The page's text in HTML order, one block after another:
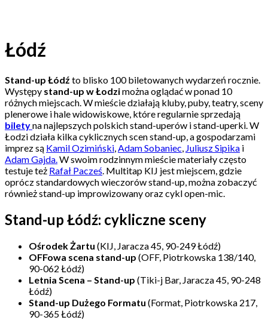
Łódź
Stand-up Łódź to blisko 100 biletowanych wydarzeń rocznie.
Występy stand-up w Łodzimożna oglądać w ponad 10
różnych miejscach. W mieście działają kluby, puby, teatry, sceny
plenerowe i hale widowiskowe, które regularnie sprzedają
biletyna najlepszych polskich stand-uperów i stand-uperki. W
Łodzi działa kilka cyklicznych scen stand-up, a gospodarzami
imprez są Kamil Ozimiński,Adam Sobaniec, Juliusz Sipika i
Adam Gajda.W swoim rodzinnym mieście materiały często
testuje też Rafał Pacześ. Multitap KIJ jest miejscem, gdzie
oprócz standardowych wieczorów stand-up, można zobaczyć
również stand-up improwizowany oraz cykl open-mic.
Stand-up Łódź: cykliczne sceny
Ośrodek Żartu (KIJ, Jaracza 45, 90-249 Łódź)
OFFowa scena stand-up (OFF, Piotrkowska 138/140,
90-062 Łódź)
Letnia Scena – Stand-up (Tiki-j Bar, Jaracza 45, 90-248
Łódź)
Stand-up Dużego Formatu (Format, Piotrkowska 217,
90-365 Łódź)